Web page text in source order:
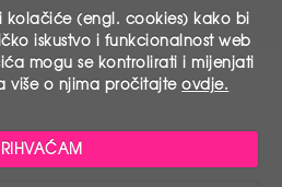
kolačiće (engl. cookies) kako bi
iskustvo i funkcionalnost web
mogu se kontrolirati i mijenjati
više o njima pročitajteovdje.